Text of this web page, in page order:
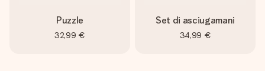
Puzzle
32,99 €
Set di asciugamani
34,99 €